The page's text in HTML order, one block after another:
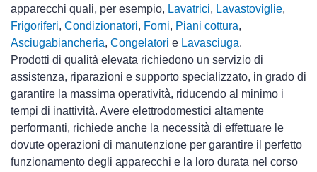
apparecchi quali, per esempio, Lavatrici, Lavastoviglie,
Frigoriferi, Condizionatori, Forni, Piani cottura,
Asciugabiancheria, Congelatori e Lavasciuga.
Prodotti di qualità elevata richiedono un servizio di
assistenza, riparazioni e supporto specializzato, in grado di
garantire la massima operatività, riducendo al minimo i
tempi di inattività. Avere elettrodomestici altamente
performanti, richiede anche la necessità di effettuare le
dovute operazioni di manutenzione per garantire il perfetto
funzionamento degli apparecchi e la loro durata nel corso